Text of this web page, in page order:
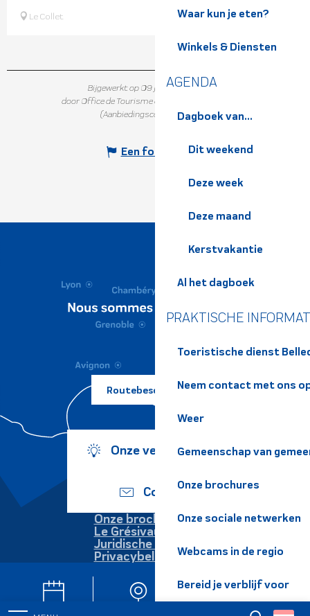
Nieuwsbrieven
Waar kun je eten?
Winkels & Diensten
AGENDA
Dagboek van...
Dit weekend
Deze week
Deze maand
Kerstvakantie
Al het dagboek
PRAKTISCHE
Toeristische dienst
Neem contact met ons
Weer
Gemeenschap van
Onze brochures
Onze sociale netwerken
Webcams in de regio
Bereid je verblijf voor
Le Collet
Bijgewerkt op 09 juni 2026 in 09:49
door Office de Tourisme de Belledonne Chartreuse
(Aanbiedingscode :
5696854)
Een fout melden
Routebeschrijving ?
Onze verplichtingen
Contact
Onze brochures
Le Grésivaudan
Juridische informatie
Privacybeleid